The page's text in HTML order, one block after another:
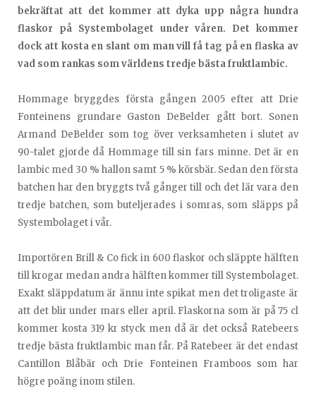
bekräftat att det kommer att dyka upp några hundra
flaskor på Systembolaget under våren. Det kommer
dock att kosta en slant om man vill få tag på en flaska av
vad som rankas som världens tredje bästa fruktlambic.
Hommage bryggdes första gången 2005 efter att Drie
Fonteinens grundare Gaston DeBelder gått bort. Sonen
Armand DeBelder som tog över verksamheten i slutet av
90-talet gjorde då Hommage till sin fars minne. Det är en
lambic med 30 % hallon samt 5 % körsbär. Sedan den första
batchen har den bryggts två gånger till och det lär vara den
tredje batchen, som buteljerades i somras, som släpps på
Systembolaget i vår.
Importören Brill & Co fick in 600 flaskor och släppte hälften
till krogar medan andra hälften kommer till Systembolaget.
Exakt släppdatum är ännu inte spikat men det troligaste är
att det blir under mars eller april. Flaskorna som är på 75 cl
kommer kosta 319 kr styck men då är det också Ratebeers
tredje bästa fruktlambic man får. På Ratebeer är det endast
Cantillon Blåbär och Drie Fonteinen Framboos som har
högre poäng inom stilen.